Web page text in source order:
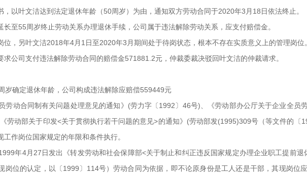
以叶文洁达到法定退休年龄（50周岁）为由，通知双方劳动合同于2020年3月18日依法终止。
55周岁终止劳动关系办理退休手续，公司属于违法解除劳动关系，应支付赔偿金。
，另叶文洁2018年4月1日至2020年3月期间处于待岗状态，根本不存在实质意义上的管理岗位。
公司支付违法解除劳动合同的赔偿金571881.2元，仲裁委裁决驳回叶文洁的仲裁请求。
岁确定退休年龄，公司构成违法解除应赔偿559449元
劳动合同制有关问题处理意见的通知》(劳力字〔1992〕46号)、《劳动部办公厅关于企业全员劳
劳动部关于印发<关于贯彻执行若干问题的意见>的通知》(劳动部发(1995)309号（等文件的〔
作岗位国家规定的年限和条件执行。
年4月27日发出《转发劳动和社会保障部<关于制止和纠正违反国家规定办理企业职工提前退
位的认定，以〔1999〕114号）劳动合同为依据，即不论原身份是工人还是干部，其现岗位